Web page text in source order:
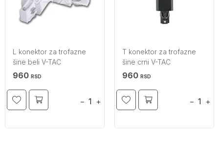
L konektor za trofazne
šine beli V-TAC
960 RSD
− +
T konektor za trofazne
šine crni V-TAC
960 RSD
− +